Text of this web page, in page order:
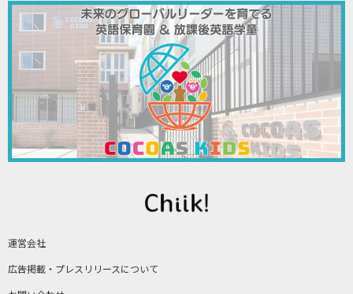
運営会社
広告掲載・プレスリリースについて